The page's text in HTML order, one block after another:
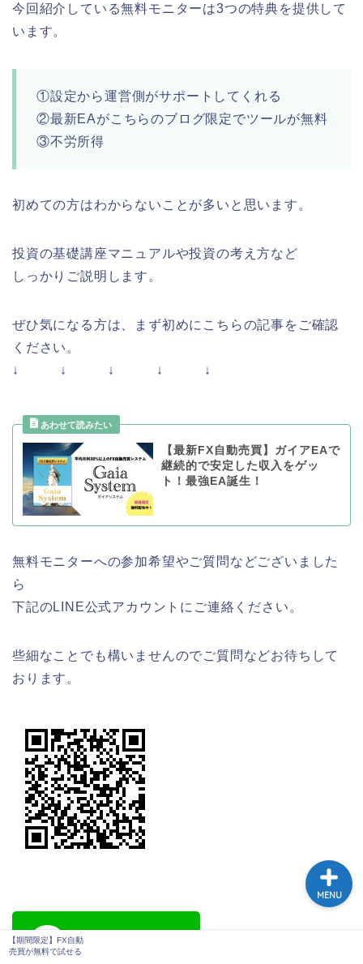
今回紹介している無料モニターは3つの特典を提供して
います。
①設定から運営側がサポートしてくれる
②最新EAがこちらのブログ限定でツールが無料
③不労所得
初めての方はわからないことが多いと思います。
投資の基礎講座マニュアルや投資の考え方など
しっかりご説明します。
ぜひ気になる方は、まず初めにこちらの記事をご確認
ください。
↓ ↓ ↓ ↓ ↓
【最新FX自動売買】ガイアEAで
継続的で安定した収入をゲッ
ト！最強EA誕生！
無料モニターへの参加希望やご質問などございました
ら
下記のLINE公式アカウントにご連絡ください。
些細なことでも構いませんのでご質問などお待ちして
おります。
【期間限定】FX自動
売買が無料で試せる
MENU
【期間限定】FX自動売買